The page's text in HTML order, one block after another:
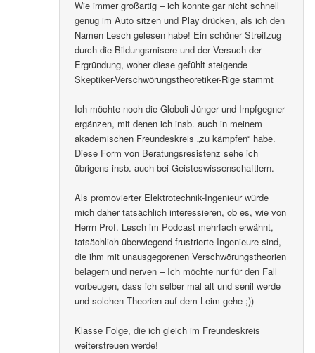
Wie immer großartig – ich konnte gar nicht schnell
genug im Auto sitzen und Play drücken, als ich den
Namen Lesch gelesen habe! Ein schöner Streifzug
durch die Bildungsmisere und der Versuch der
Ergründung, woher diese gefühlt steigende
Skeptiker-Verschwörungstheoretiker-Rige stammt
Ich möchte noch die Globoli-Jünger und Impfgegner
ergänzen, mit denen ich insb. auch in meinem
akademischen Freundeskreis „zu kämpfen“ habe.
Diese Form von Beratungsresistenz sehe ich
übrigens insb. auch bei Geisteswissenschaftlern.
Als promovierter Elektrotechnik-Ingenieur würde
mich daher tatsächlich interessieren, ob es, wie von
Herrn Prof. Lesch im Podcast mehrfach erwähnt,
tatsächlich überwiegend frustrierte Ingenieure sind,
die ihm mit unausgegorenen Verschwörungstheorien
belagern und nerven – Ich möchte nur für den Fall
vorbeugen, dass ich selber mal alt und senil werde
und solchen Theorien auf dem Leim gehe ;))
Klasse Folge, die ich gleich im Freundeskreis
weiterstreuen werde!